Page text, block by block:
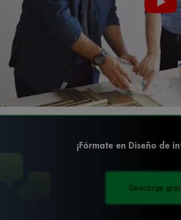
¡Fórmate en Diseño de
Descarga